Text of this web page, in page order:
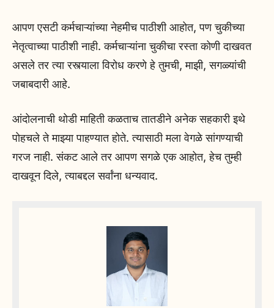
आपण एसटी कर्मचाऱ्यांच्या नेहमीच पाठीशी आहोत, पण चुकीच्या
नेतृत्वाच्या पाठीशी नाही. कर्मचाऱ्यांना चुकीचा रस्ता कोणी दाखवत
असले तर त्या रस्त्याला विरोध करणे हे तुमची, माझी, सगळ्यांची
जबाबदारी आहे.
आंदोलनाची थोडी माहिती कळताच तातडीने अनेक सहकारी इथे
पोहचले ते माझ्या पाहण्यात होते. त्यासाठी मला वेगळे सांगण्याची
गरज नाही. संकट आले तर आपण सगळे एक आहोत, हेच तुम्ही
दाखवून दिले, त्याबद्दल सर्वांना धन्यवाद.